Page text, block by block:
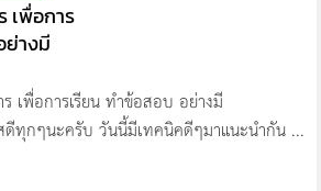
เพื่อการ
ย่างมี
เพื่อการเรียน ทำข้อสอบ อย่างมี
ทุกๆนะครับ วันนี้มีเทคนิคดีๆมาแนะนำกัน ...